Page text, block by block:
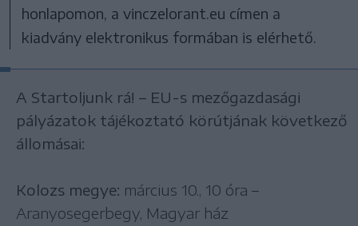
honlapomon, a vinczelorant.eu címen a
kiadvány elektronikus formában is elérhető.
A Startoljunk rá! – EU-s mezőgazdasági
pályázatok tájékoztató körútjának következő
állomásai:
Kolozs megye: március 10., 10 óra –
Aranyosegerbegy, Magyar ház